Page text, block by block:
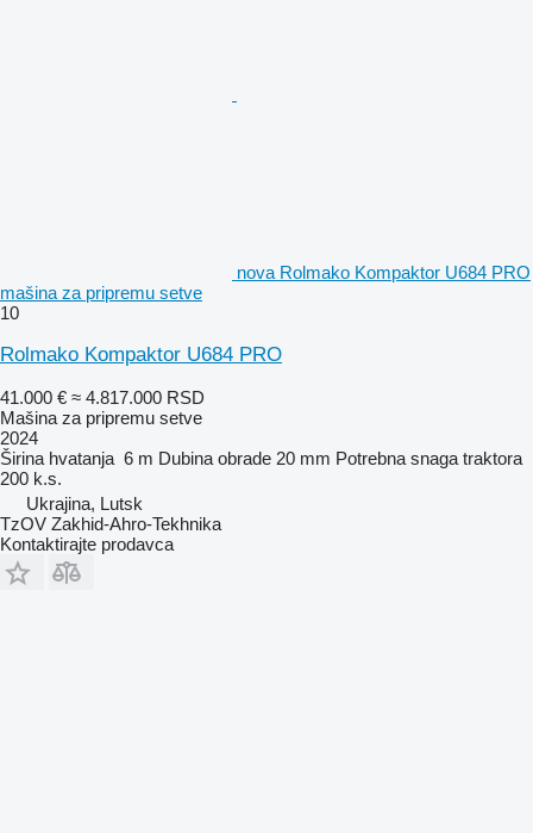
nova Rolmako Kompaktor U684 PRO
mašina za pripremu setve
10
Rolmako Kompaktor U684 PRO
41.000 € ≈ 4.817.000 RSD
Mašina za pripremu setve
2024
Širina hvatanja 6 m Dubina obrade 20 mm Potrebna snaga traktora
200 k.s.
Ukrajina, Lutsk
TzOV Zakhid-Ahro-Tekhnika
Kontaktirajte prodavca